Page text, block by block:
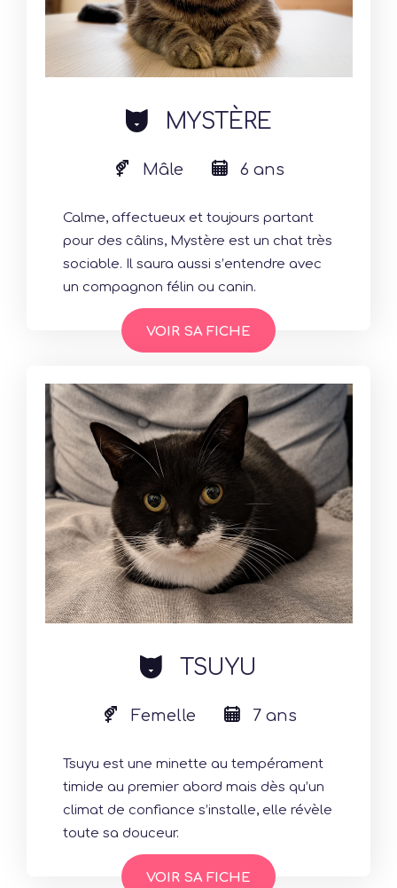
cat MYSTÈRE
Mâle 6 ans
Calme, affectueux et toujours partant
pour des câlins, Mystère est un chat très
sociable. Il saura aussi s’entendre avec
un compagnon félin ou canin.
VOIR SA FICHE
cat TSUYU
Femelle 7 ans
Tsuyu est une minette au tempérament
timide au premier abord mais dès qu’un
climat de confiance s’installe, elle révèle
toute sa douceur.
VOIR SA FICHE